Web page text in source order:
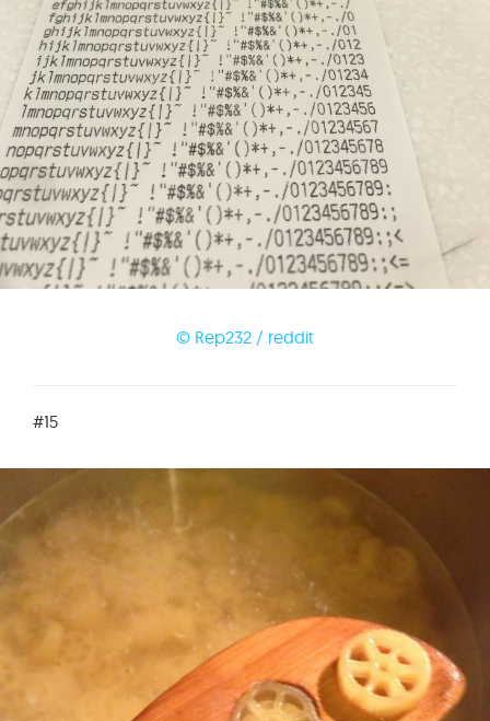
© Rep232 / reddit
#15